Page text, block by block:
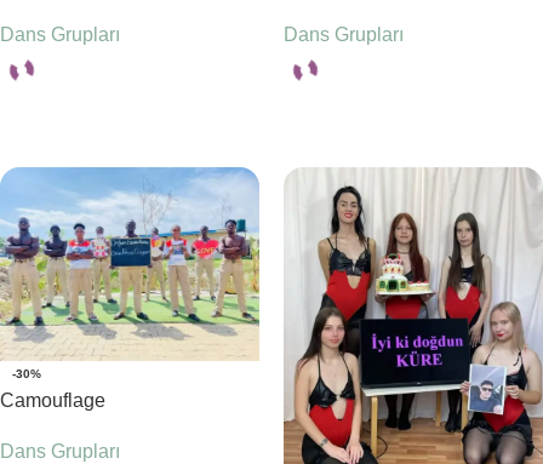
Dans Grupları Dans Grupları
-30%
Camouflage
Dans Grupları